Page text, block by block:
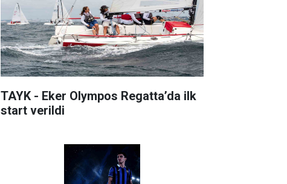
TAYK - Eker Olympos Regatta’da ilk
start verildi